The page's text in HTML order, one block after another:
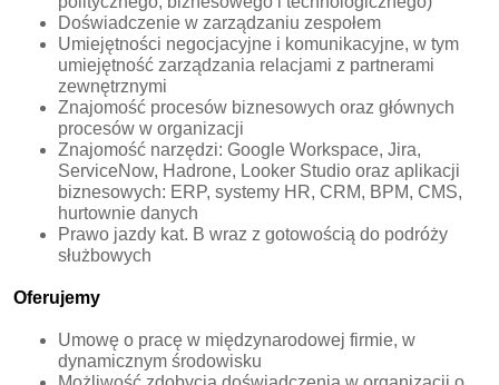
Doświadczenie w zarządzaniu zespołem
Umiejętności negocjacyjne i komunikacyjne, w tym
umiejętność zarządzania relacjami z partnerami
zewnętrznymi
Znajomość procesów biznesowych oraz głównych
procesów w organizacji
Znajomość narzędzi: Google Workspace, Jira,
ServiceNow, Hadrone, Looker Studio oraz aplikacji
biznesowych: ERP, systemy HR, CRM, BPM, CMS,
hurtownie danych
Prawo jazdy kat. B wraz z gotowością do podróży
służbowych
Oferujemy
Umowę o pracę w międzynarodowej firmie, w
dynamicznym środowisku